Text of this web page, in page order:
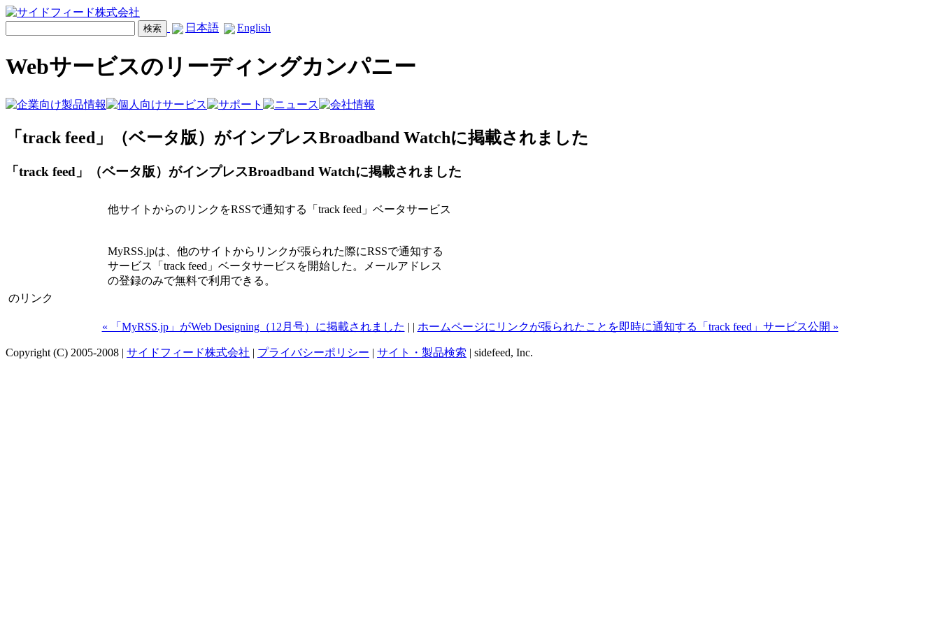
日本語 English
Webサービスのリーディングカンパニー
「track feed」（ベータ版）がインプレスBroadband Watchに掲載されました
「track feed」（ベータ版）がインプレスBroadband Watchに掲載されました
のリンク
他サイトからのリンクをRSSで通知する「track feed」ベータサービス
MyRSS.jpは、他のサイトからリンクが張られた際にRSSで通知する
サービス「track feed」ベータサービスを開始した。メールアドレス
の登録のみで無料で利用できる。
« 「MyRSS.jp」がWeb Designing（12月号）に掲載されました | | ホームページにリンクが張られたことを即時に通知する「track feed」サービス公開 »
Copyright (C) 2005-2008 | サイドフィード株式会社 | プライバシーポリシー | サイト・製品検索 | sidefeed, Inc.